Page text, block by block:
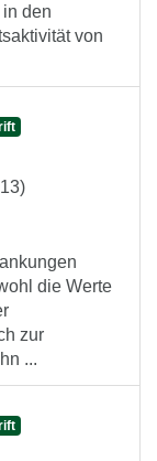
den
von
die Werte
zur
...